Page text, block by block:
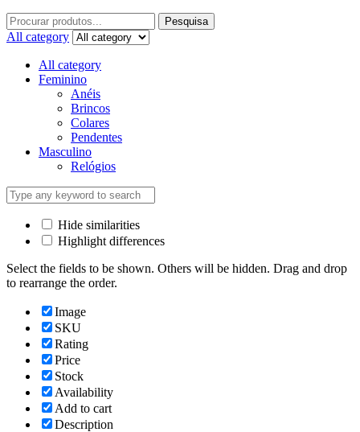
Pesquisa
All category
All category
Feminino
Anéis
Brincos
Colares
Pendentes
Masculino
Relógios
Hide similarities
Highlight differences
Select the fields to be shown. Others will be hidden. Drag and drop
to rearrange the order.
Image
SKU
Rating
Price
Stock
Availability
Add to cart
Description